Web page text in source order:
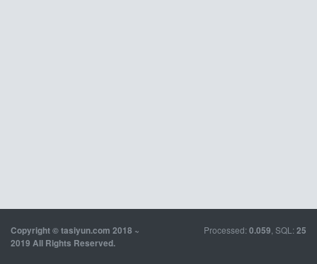
Copyright © tasiyun.com 2018 ~
2019 All Rights Reserved.
Processed: 0.059 , SQL: 25